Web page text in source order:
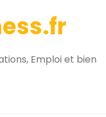
Emploi et bien